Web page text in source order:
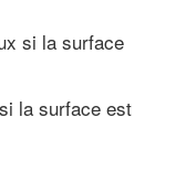
si la surface
la surface est